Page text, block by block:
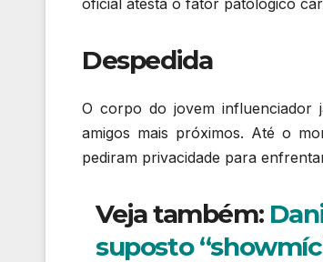
Despedida
O corpo do jovem influenciador
amigos mais próximos. Até o
pediram privacidade para
Veja também:
suposto